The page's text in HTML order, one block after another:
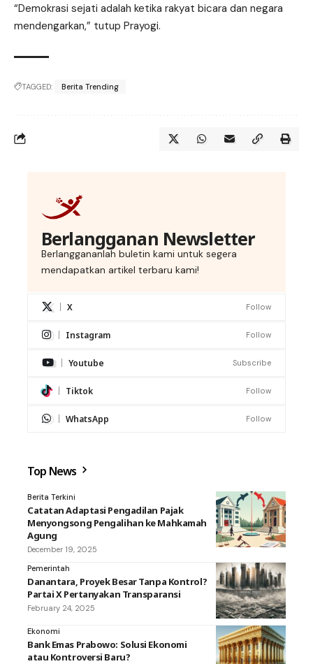
“Demokrasi sejati adalah ketika rakyat bicara dan negara
mendengarkan,” tutup Prayogi.
TAGGED: Berita Trending
Berlangganan Newsletter
Berlanggananlah buletin kami untuk segera
mendapatkan artikel terbaru kami!
X Follow
Instagram Follow
Youtube Subscribe
Tiktok Follow
WhatsApp Follow
Top News
Berita Terkini
Catatan Adaptasi Pengadilan Pajak
Menyongsong Pengalihan ke Mahkamah
Agung
December 19, 2025
Pemerintah
Danantara, Proyek Besar Tanpa Kontrol?
Partai X Pertanyakan Transparansi
February 24, 2025
Ekonomi
Bank Emas Prabowo: Solusi Ekonomi
atau Kontroversi Baru?